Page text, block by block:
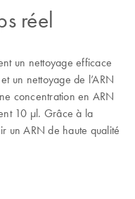
réel
un nettoyage efficace
un nettoyage de l’ARN
concentration en ARN
10 µl. Grâce à la
un ARN de haute qualité